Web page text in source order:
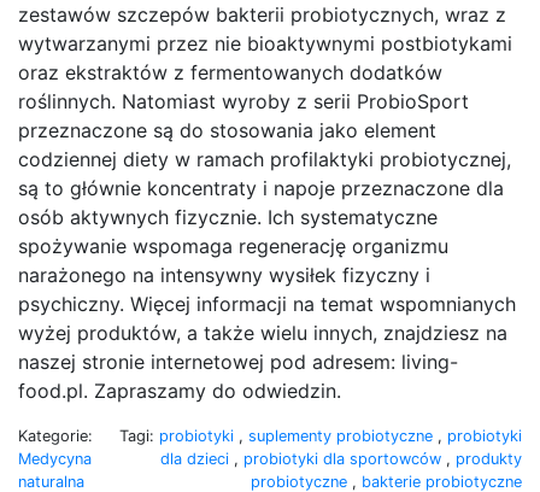
zestawów szczepów bakterii probiotycznych, wraz z
wytwarzanymi przez nie bioaktywnymi postbiotykami
oraz ekstraktów z fermentowanych dodatków
roślinnych. Natomiast wyroby z serii ProbioSport
przeznaczone są do stosowania jako element
codziennej diety w ramach profilaktyki probiotycznej,
są to głównie koncentraty i napoje przeznaczone dla
osób aktywnych fizycznie. Ich systematyczne
spożywanie wspomaga regenerację organizmu
narażonego na intensywny wysiłek fizyczny i
psychiczny. Więcej informacji na temat wspomnianych
wyżej produktów, a także wielu innych, znajdziesz na
naszej stronie internetowej pod adresem: living-
food.pl. Zapraszamy do odwiedzin.
Kategorie:
Medycyna
naturalna
Tagi: probiotyki , suplementy probiotyczne , probiotyki
dla dzieci , probiotyki dla sportowców , produkty
probiotyczne , bakterie probiotyczne